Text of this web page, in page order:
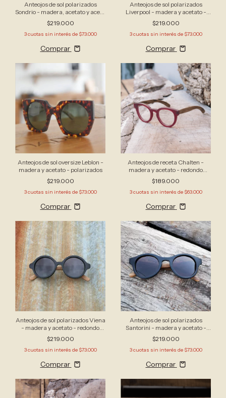
Anteojos de sol polarizados
Sondrio - madera, acetato y acero
- redondo mediano
$219.000
3cuotas sin interés de $73.000
Comprar
Anteojos de sol polarizados
Liverpool - madera y acetato -
redondo pequeño
$219.000
3cuotas sin interés de $73.000
Comprar
Anteojos de sol oversize Leblon -
madera y acetato - polarizados
$219.000
3cuotas sin interés de $73.000
Comprar
Anteojos de receta Chalten -
madera y acetato - redondo
(ideal miopía)
$189.000
3cuotas sin interés de $63.000
Comprar
Anteojos de sol polarizados Viena
- madera y acetato - redondo
grande
$219.000
3cuotas sin interés de $73.000
Comprar
Anteojos de sol polarizados
Santorini - madera y acetato -
redondo
$219.000
3cuotas sin interés de $73.000
Comprar